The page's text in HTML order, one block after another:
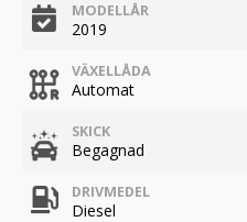
MODELLÅR
2019
VÄXELLÅDA
Automat
SKICK
Begagnad
DRIVMEDEL
Diesel